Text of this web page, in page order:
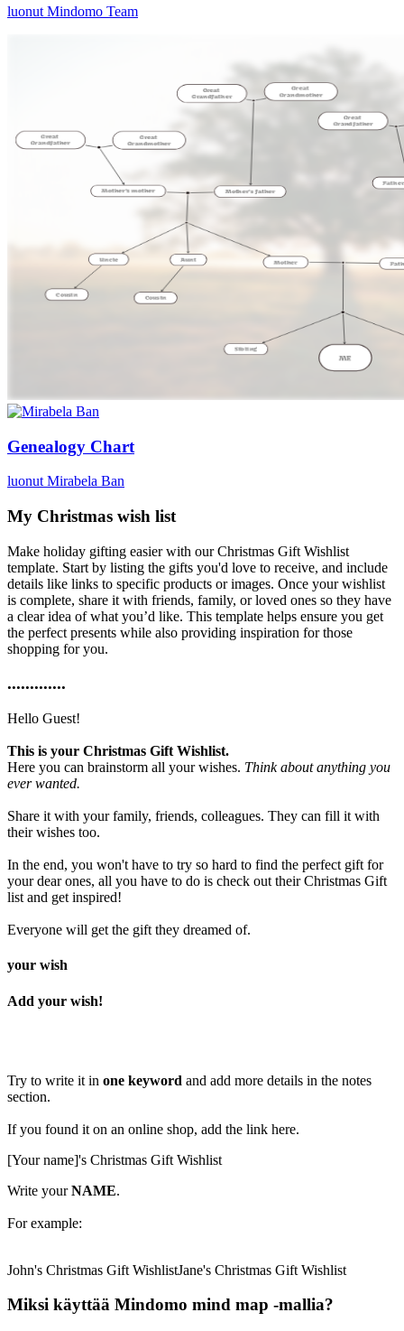
luonut Mindomo Team
Genealogy Chart
luonut Mirabela Ban
My Christmas wish list
Make holiday gifting easier with our Christmas Gift Wishlist
template. Start by listing the gifts you'd love to receive, and include
details like links to specific products or images. Once your wishlist
is complete, share it with friends, family, or loved ones so they have
a clear idea of what you’d like. This template helps ensure you get
the perfect presents while also providing inspiration for those
shopping for you.
.............
Hello Guest!
This is your Christmas Gift Wishlist.
Here you can brainstorm all your wishes. Think about anything you
ever wanted.
Share it with your family, friends, colleagues. They can fill it with
their wishes too.
In the end, you won't have to try so hard to find the perfect gift for
your dear ones, all you have to do is check out their Christmas Gift
list and get inspired!
Everyone will get the gift they dreamed of.
your wish
Add your wish!
Try to write it in one keyword and add more details in the notes
section.
If you found it on an online shop, add the link here.
[Your name]'s Christmas Gift Wishlist
Write yourNAME.
For example:
John's Christmas Gift WishlistJane's Christmas Gift Wishlist
Miksi käyttää Mindomo mind map -mallia?